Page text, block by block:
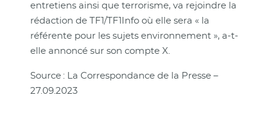
entretiens ainsi que terrorisme, va rejoindre la
rédaction de TF1/TF1Info où elle sera « la
référente pour les sujets environnement », a-t-
elle annoncé sur son compte X.
Source : La Correspondance de la Presse –
27.09.2023